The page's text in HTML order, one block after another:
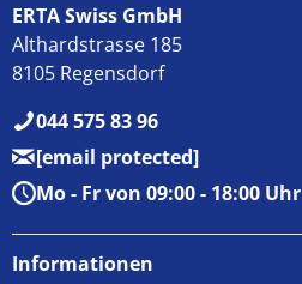
ERTA Swiss GmbH
Althardstrasse 185
8105 Regensdorf
044 575 83 96
[email protected]
Mo - Fr von 09:00 - 18:00 Uhr
Informationen